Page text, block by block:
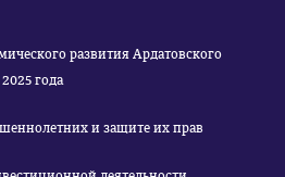
развития Ардатовского
года
и защите их прав